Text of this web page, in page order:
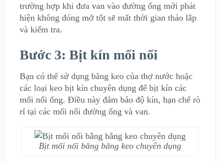
trường hợp khi đưa van vào đường ống mới phát
hiện không đóng mở tốt sẽ mất thời gian tháo lắp
và kiểm tra.
Bước 3: Bịt kín mối nối
Bạn có thể sử dụng băng keo của thợ nước hoặc
các loại keo bịt kín chuyên dụng để bịt kín các
mối nối ống. Điều này đảm bảo độ kín, hạn chế rò
rỉ tại các mối nối đường ống và van.
Bịt mối nối bằng bằng keo chuyên dụng